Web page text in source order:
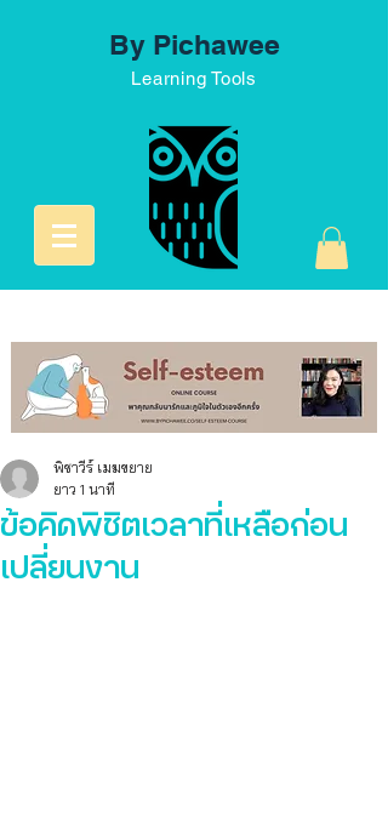
By Pichawee
Learning Tools
ข้อคิดพิชิตเวลาที่เหลือก่อน
เปลี่ยนงาน
พิชาวีร์ เมฆขยาย
ยาว 1 นาที